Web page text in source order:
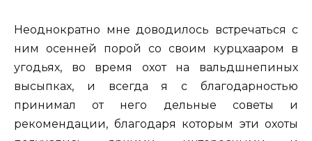
Неоднократно мне доводилось встречаться с
ним осенней порой со своим курцхааром в
угодьях, во время охот на вальдшнепиных
высыпках, и всегда я с благодарностью
принимал от него дельные советы и
рекомендации, благодаря которым эти охоты